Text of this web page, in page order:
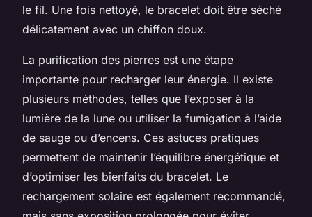
le fil. Une fois nettoyé, le bracelet doit être séché
délicatement avec un chiffon doux.
La purification des pierres est une étape
importante pour recharger leur énergie. Il existe
plusieurs méthodes, telles que l’exposer à la
lumière de la lune ou utiliser la fumigation à l’aide
de sauge ou d’encens. Ces astuces pratiques
permettent de maintenir l’équilibre énergétique et
d’optimiser les bienfaits du bracelet. Le
rechargement solaire est également recommandé,